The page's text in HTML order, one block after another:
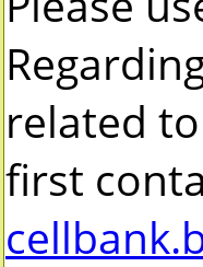
related
first